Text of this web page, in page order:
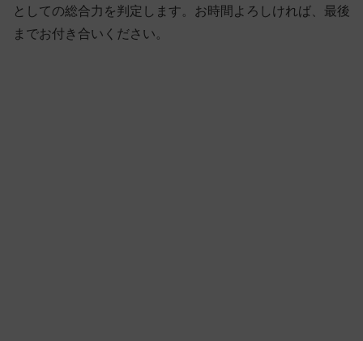
としての総合力を判定します。お時間よろしければ、最後
までお付き合いください。